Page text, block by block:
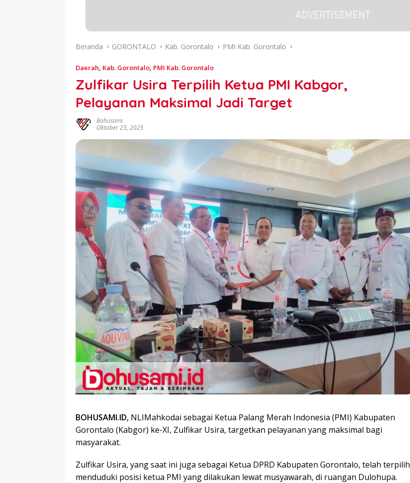
Beranda GORONTALO Kab. Gorontalo PMI Kab. Gorontalo
Daerah, Kab. Gorontalo, PMI Kab. Gorontalo
Zulfikar Usira Terpilih Ketua PMI Kabgor,
Pelayanan Maksimal Jadi Target
Bohusami
Oktober 23, 2025
BOHUSAMI.ID, NLIMahkodai sebagai Ketua Palang Merah Indonesia (PMI) Kabupaten
Gorontalo (Kabgor) ke-XI, Zulfikar Usira, targetkan pelayanan yang maksimal bagi
masyarakat.
Zulfikar Usira, yang saat ini juga sebagai Ketua DPRD Kabupaten Gorontalo, telah terpilih
menduduki posisi ketua PMI yang dilakukan lewat musyawarah, di ruangan Dulohupa.